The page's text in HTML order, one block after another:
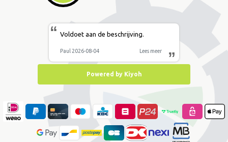
“ Voldoet aan de beschrijving.
Paul 2026-08-04 Lees meer ”
Powered by Kiyoh